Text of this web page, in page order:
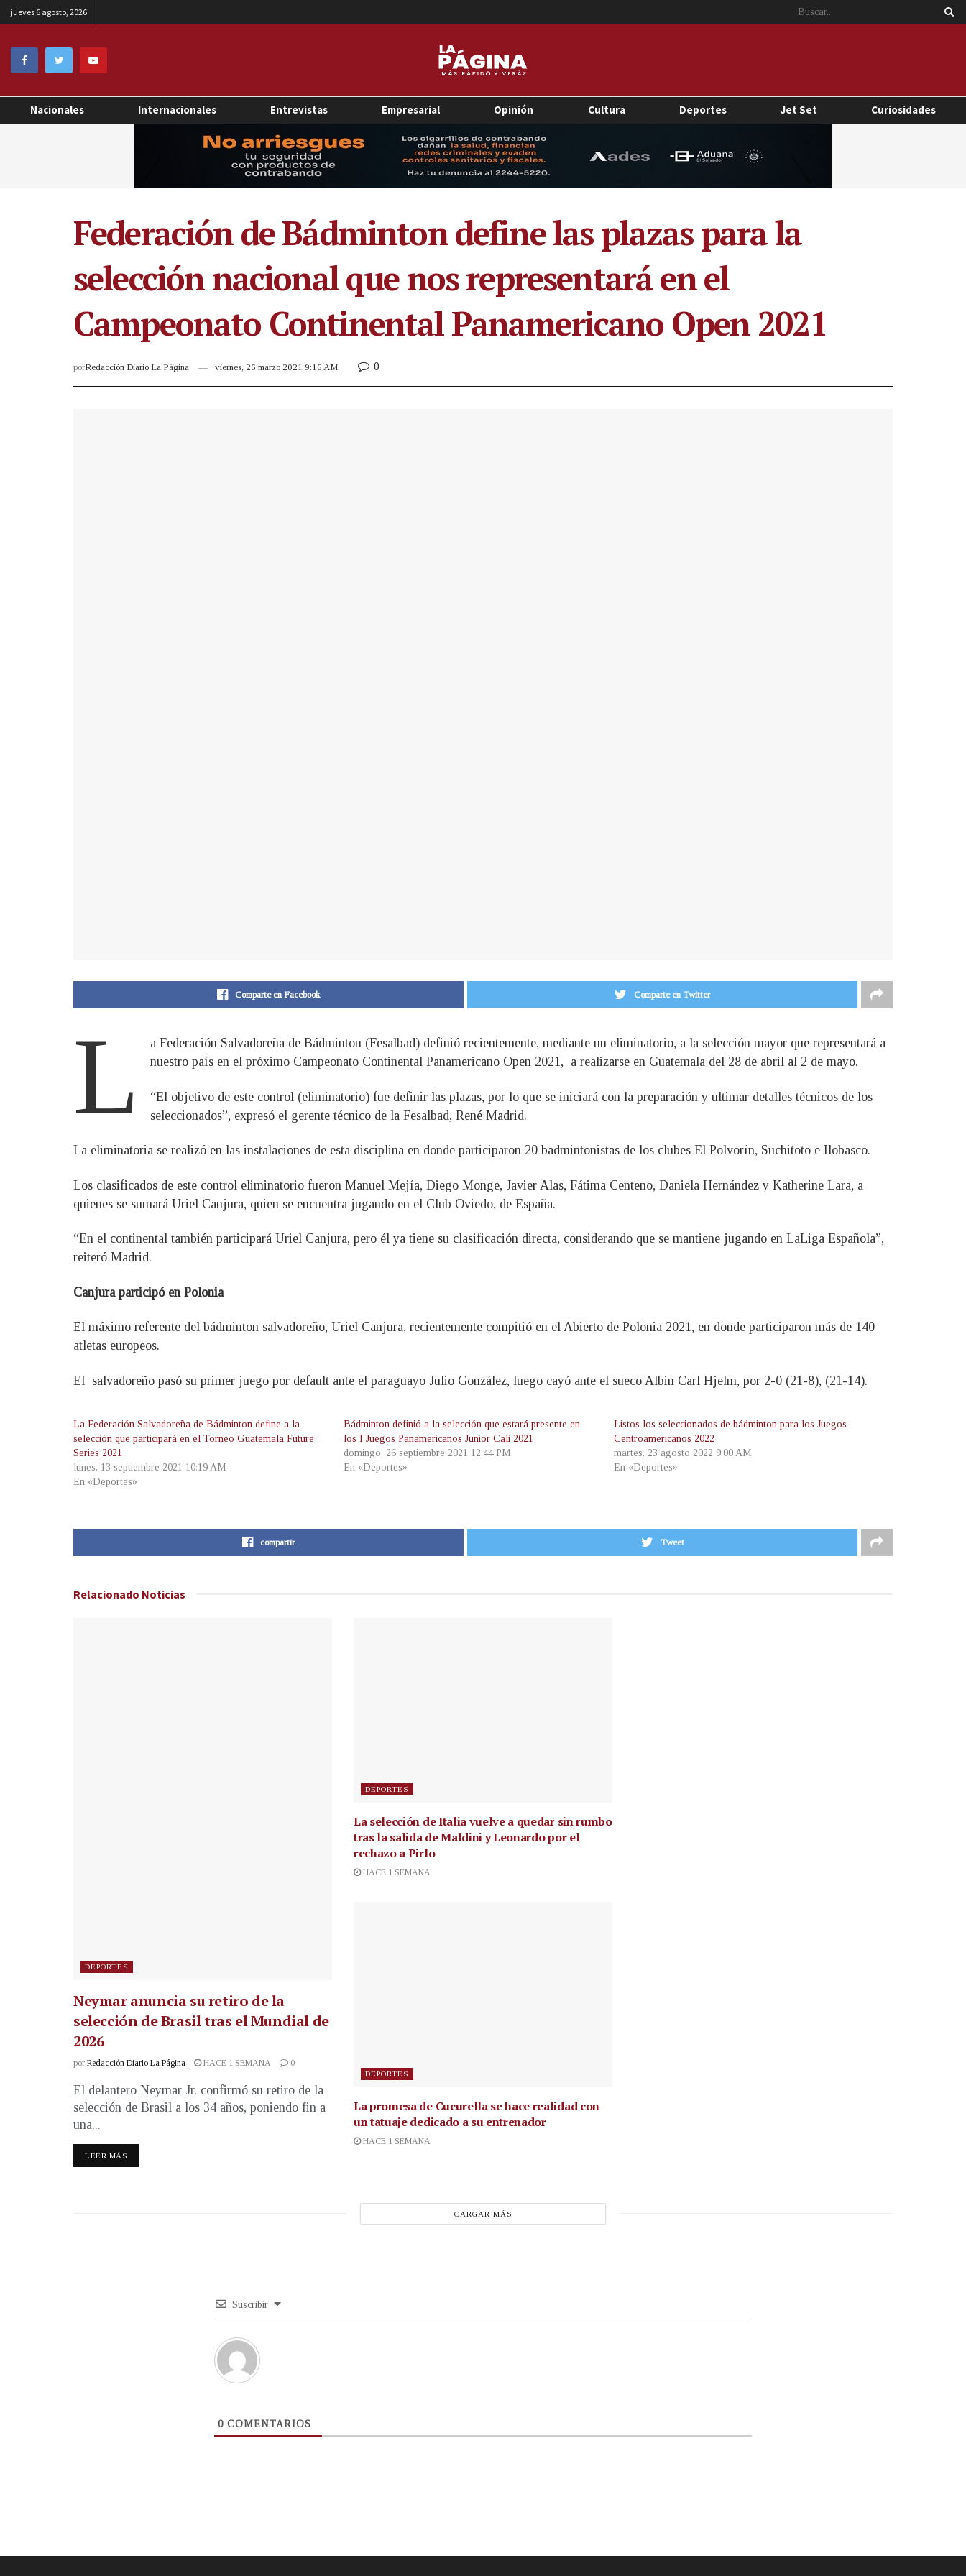
jueves 6 agosto, 2026
Nacionales Internacionales Entrevistas Empresarial Opinión Cultura Deportes Jet Set Curiosidades
Federación de Bádminton define las plazas para la
selección nacional que nos representará en el
Campeonato Continental Panamericano Open 2021
porRedacción Diario La Página viernes, 26 marzo 2021 9:16 AM 0
Comparte en Facebook Comparte en Twitter
L
a Federación Salvadoreña de Bádminton (Fesalbad) definió recientemente, mediante un eliminatorio, a la selección mayor que representará a
nuestro país en el próximo Campeonato Continental Panamericano Open 2021, a realizarse en Guatemala del 28 de abril al 2 de mayo.
“El objetivo de este control (eliminatorio) fue definir las plazas, por lo que se iniciará con la preparación y ultimar detalles técnicos de los
seleccionados”, expresó el gerente técnico de la Fesalbad, René Madrid.
La eliminatoria se realizó en las instalaciones de esta disciplina en donde participaron 20 badmintonistas de los clubes El Polvorín, Suchitoto e Ilobasco.
Los clasificados de este control eliminatorio fueron Manuel Mejía, Diego Monge, Javier Alas, Fátima Centeno, Daniela Hernández y Katherine Lara, a
quienes se sumará Uriel Canjura, quien se encuentra jugando en el Club Oviedo, de España.
“En el continental también participará Uriel Canjura, pero él ya tiene su clasificación directa, considerando que se mantiene jugando en LaLiga Española”,
reiteró Madrid.
Canjura participó en Polonia
El máximo referente del bádminton salvadoreño, Uriel Canjura, recientemente compitió en el Abierto de Polonia 2021, en donde participaron más de 140
atletas europeos.
El salvadoreño pasó su primer juego por default ante el paraguayo Julio González, luego cayó ante el sueco Albin Carl Hjelm, por 2-0 (21-8), (21-14).
La Federación Salvadoreña de Bádminton define a la
selección que participará en el Torneo Guatemala Future
Series 2021
lunes, 13 septiembre 2021 10:19 AM
En «Deportes»
Bádminton definió a la selección que estará presente en
los I Juegos Panamericanos Junior Cali 2021
domingo, 26 septiembre 2021 12:44 PM
En «Deportes»
Listos los seleccionados de bádminton para los Juegos
Centroamericanos 2022
martes, 23 agosto 2022 9:00 AM
En «Deportes»
compartir Tweet
Relacionado Noticias
DEPORTES
Neymar anuncia su retiro de la
selección de Brasil tras el Mundial de
2026
por Redacción Diario La Página HACE 1 SEMANA 0
El delantero Neymar Jr. confirmó su retiro de la
selección de Brasil a los 34 años, poniendo fin a
una...
LEER MÁS
DEPORTES
La selección de Italia vuelve a quedar sin rumbo
tras la salida de Maldini y Leonardo por el
rechazo a Pirlo
HACE 1 SEMANA
DEPORTES
La promesa de Cucurella se hace realidad con
un tatuaje dedicado a su entrenador
HACE 1 SEMANA
CARGAR MÁS
Suscribir
0 COMENTARIOS